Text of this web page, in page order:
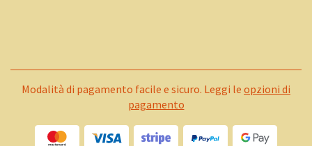
Modalità di pagamento facile e sicuro. Leggi le opzioni di
pagamento